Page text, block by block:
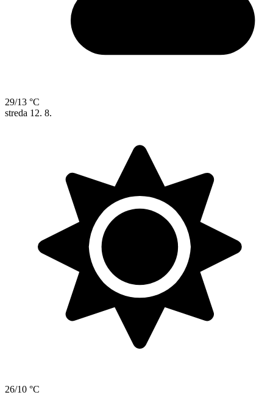
29/13 °C
streda 12. 8.
26/10 °C